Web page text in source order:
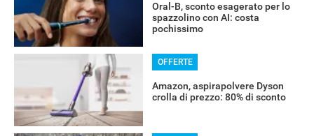
Oral-B, sconto esagerato per lo
spazzolino con AI: costa
pochissimo
OFFERTE
Amazon, aspirapolvere Dyson
crolla di prezzo: 80% di sconto